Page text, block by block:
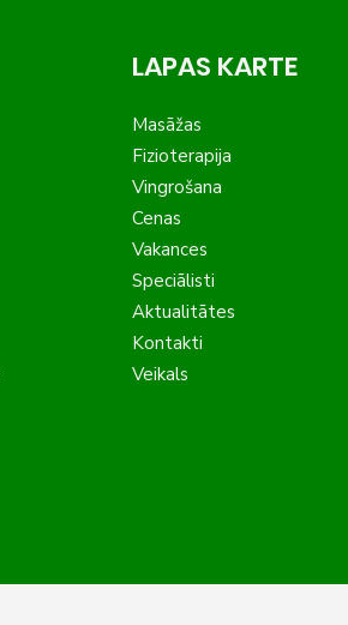
LAPAS KARTE
Masāžas
Fizioterapija
Vingrošana
Cenas
Vakances
Speciālisti
Aktualitātes
Kontakti
Veikals